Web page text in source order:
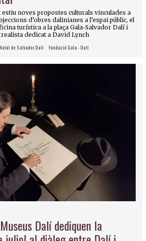
estiu noves propostes culturals vinculades a
d’obres dalinianes a l’espai públic, el
turística a la plaça Gala-Salvador Dalí i
dedicat a David Lynch
de Salvador Dalí Fundació Gala - Dalí
Dalí dediquen la